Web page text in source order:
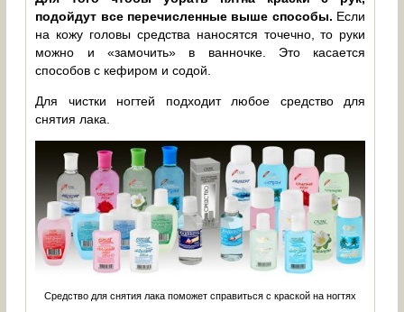
подойдут все перечисленные выше способы. Если
на кожу головы средства наносятся точечно, то руки
можно и «замочить» в ванночке. Это касается
способов с кефиром и содой.
Для чистки ногтей подходит любое средство для
снятия лака.
Средство для снятия лака поможет справиться с краской на ногтях